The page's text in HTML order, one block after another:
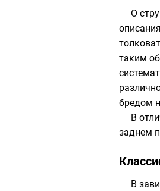
О
таким
бредом
В
заднем
В